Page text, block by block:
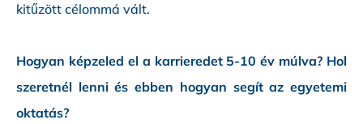
kitűzött célommá vált.
Hogyan képzeled el a karrieredet 5-10 év múlva? Hol
szeretnél lenni és ebben hogyan segít az egyetemi
oktatás?